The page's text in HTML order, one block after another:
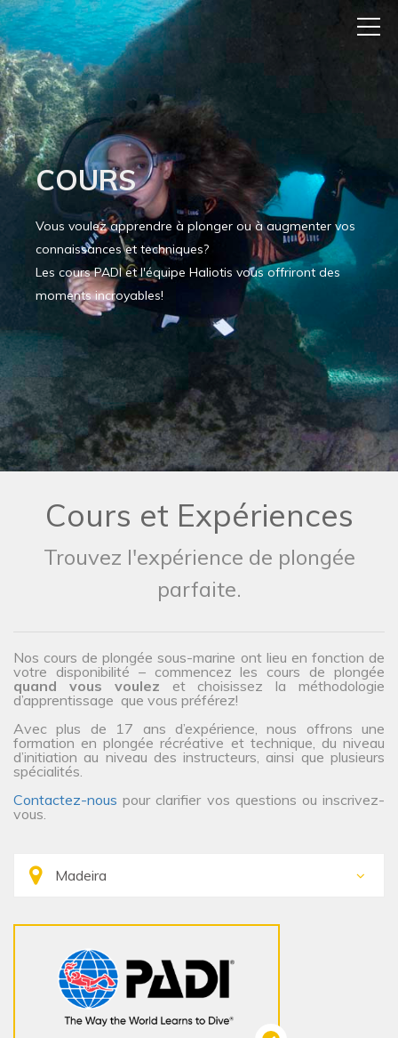
COURS
Vous voulez apprendre à plonger ou à augmenter vos
connaissances et techniques?
Les cours PADI et l'équipe Haliotis vous offriront des
moments incroyables!
Cours et Expériences
Trouvez l'expérience de plongée
parfaite.
Nos cours de plongée sous-marine ont lieu en fonction de
votre disponibilité – commencez les cours de plongée
quand vous voulez et choisissez la méthodologie
d’apprentissage que vous préférez!
Avec plus de 17 ans d’expérience, nous offrons une
formation en plongée récréative et technique, du niveau
d’initiation au niveau des instructeurs, ainsi que plusieurs
spécialités.
Contactez-nous pour clarifier vos questions ou inscrivez-
vous.